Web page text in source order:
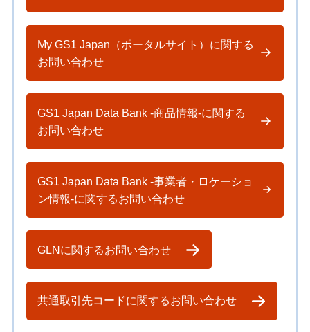
My GS1 Japan（ポータルサイト）に関する
お問い合わせ
GS1 Japan Data Bank -商品情報-に関する
お問い合わせ
GS1 Japan Data Bank -事業者・ロケーショ
ン情報-に関するお問い合わせ
GLNに関するお問い合わせ
共通取引先コードに関するお問い合わせ